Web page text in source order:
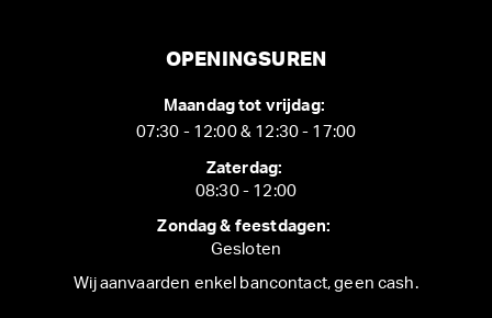
OPENINGSUREN
Maandag tot vrijdag:
07:30 - 12:00 & 12:30 - 17:00
Zaterdag:
08:30 - 12:00
Zondag & feestdagen:
Gesloten
Wij aanvaarden enkel bancontact, geen cash.